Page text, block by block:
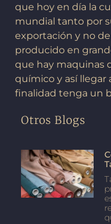
que hoy en día la
mundial tanto por
exportación y no
producido en
que hay maquinas
químico y así llegar
finalidad tenga un
Otros Blogs